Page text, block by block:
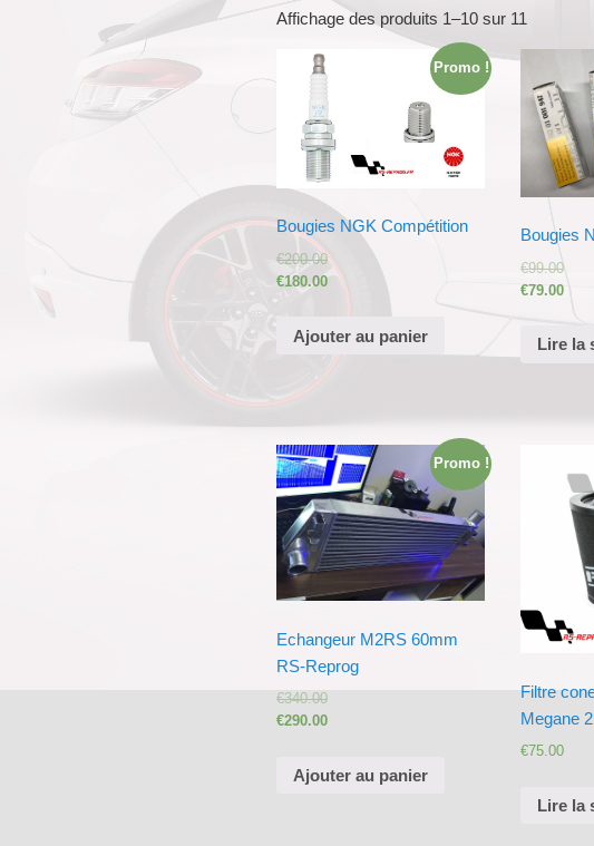
Affichage des produits 1–10 sur 11
Promo !
Bougies NGK Compétition
€200.00
€180.00
Ajouter au panier
Bougies
€99.00
€79.00
Lire la
Promo !
Echangeur M2RS 60mm
RS-Reprog
€340.00
€290.00
Ajouter au panier
Filtre
Megane
€75.00
Lire la